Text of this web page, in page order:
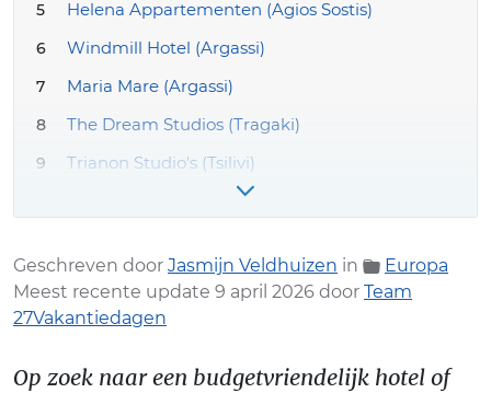
Helena Appartementen (Agios Sostis)
Windmill Hotel (Argassi)
Maria Mare (Argassi)
The Dream Studios (Tragaki)
Trianon Studio's (Tsilivi)
Zante Nest Studios & Appartementen
Budgetvriendelijk verblijf op Zakynthos
boeken? Onze tips!
Geschreven door Jasmijn Veldhuizen in
Europa
Meest recente update 9 april 2026 door Team
27Vakantiedagen
Op zoek naar een budgetvriendelijk hotel of